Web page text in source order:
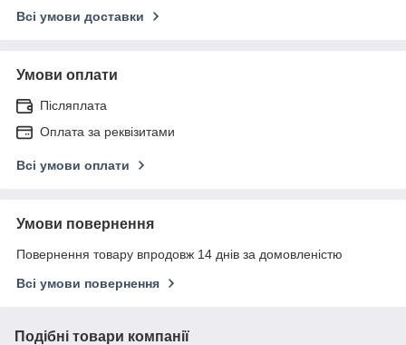
Всі умови доставки
Умови оплати
Післяплата
Оплата за реквізитами
Всі умови оплати
Умови повернення
Повернення товару впродовж 14 днів за домовленістю
Всі умови повернення
Подібні товари компанії